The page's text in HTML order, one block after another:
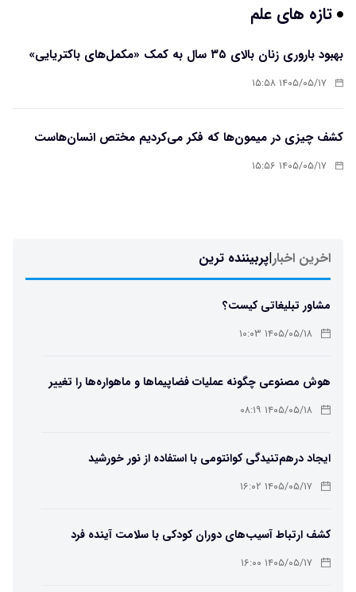
تازه های علم
بهبود باروری زنان بالای ۳۵ سال به کمک «مکمل‌های باکتریایی»
۱۴۰۵/۰۵/۱۷ ۱۵:۵۸
کشف چیزی در میمون‌ها که فکر می‌کردیم مختص انسان‌هاست
۱۴۰۵/۰۵/۱۷ ۱۵:۵۶
اخرین اخبار|پربیننده ترین
مشاور تبلیغاتی کیست؟
۱۴۰۵/۰۵/۱۸ ۱۰:۰۳
هوش مصنوعی چگونه عملیات فضاپیماها و ماهواره‌ها را تغییر
می‌دهد؟
۱۴۰۵/۰۵/۱۸ ۰۸:۱۹
ایجاد درهم‌تنیدگی کوانتومی با استفاده از نور خورشید
۱۴۰۵/۰۵/۱۷ ۱۶:۰۲
کشف ارتباط آسیب‌های دوران کودکی با سلامت آینده فرد
۱۴۰۵/۰۵/۱۷ ۱۶:۰۰